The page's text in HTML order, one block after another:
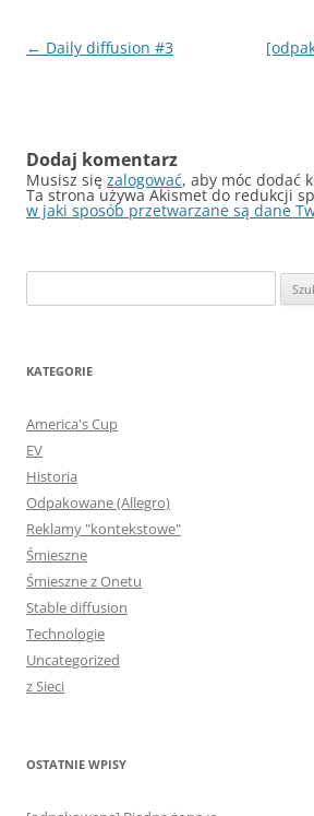
Nawigacja
← Daily diffusion #3
Dodaj komentarz
Musisz się zalogować, aby móc dodać
Ta strona używa Akismet do redukcji
w jaki sposób przetwarzane są dane
KATEGORIE
America's Cup
EV
Historia
Odpakowane (Allegro)
Reklamy "kontekstowe"
Śmieszne
Śmieszne z Onetu
Stable diffusion
Technologie
Uncategorized
z Sieci
OSTATNIE WPISY